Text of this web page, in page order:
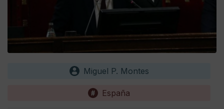
Miguel P. Montes
España